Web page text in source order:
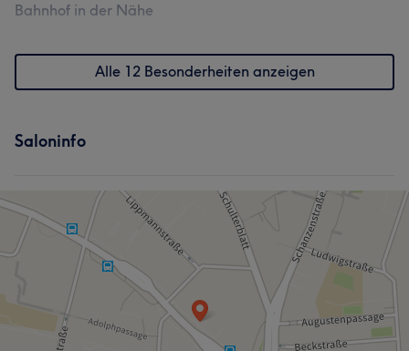
Bahnhof in der Nähe
Alle 12 Besonderheiten anzeigen
Saloninfo